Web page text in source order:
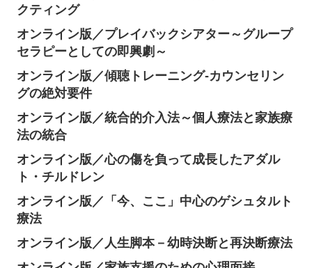
クティング
オンライン版／プレイバックシアター～グループ
セラピーとしての即興劇～
オンライン版／傾聴トレーニング-カウンセリン
グの絶対要件
オンライン版／統合的介入法～個人療法と家族療
法の統合
オンライン版／心の傷を負って成長したアダル
ト・チルドレン
オンライン版／「今、ここ」中心のゲシュタルト
療法
オンライン版／人生脚本－幼時決断と再決断療法